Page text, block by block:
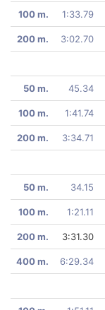
100 m. 1:33.79
200 m. 3:02.70
50 m. 45.34
100 m. 1:41.74
200 m. 3:34.71
50 m. 34.15
100 m. 1:21.11
200 m. 3:31.30
400 m. 6:29.34